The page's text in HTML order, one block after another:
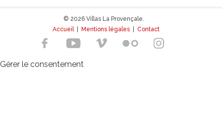
© 2026 Villas La Provençale.
Accueil| Mentions légales Contact
Gérer le consentement